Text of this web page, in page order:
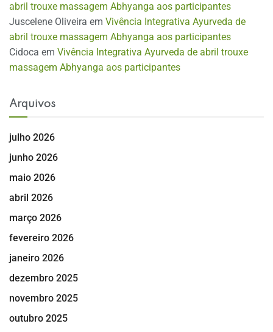
abril trouxe massagem Abhyanga aos participantes
Juscelene Oliveira em Vivência Integrativa Ayurveda de
abril trouxe massagem Abhyanga aos participantes
Cidoca em Vivência Integrativa Ayurveda de abril trouxe
massagem Abhyanga aos participantes
Arquivos
julho 2026
junho 2026
maio 2026
abril 2026
março 2026
fevereiro 2026
janeiro 2026
dezembro 2025
novembro 2025
outubro 2025